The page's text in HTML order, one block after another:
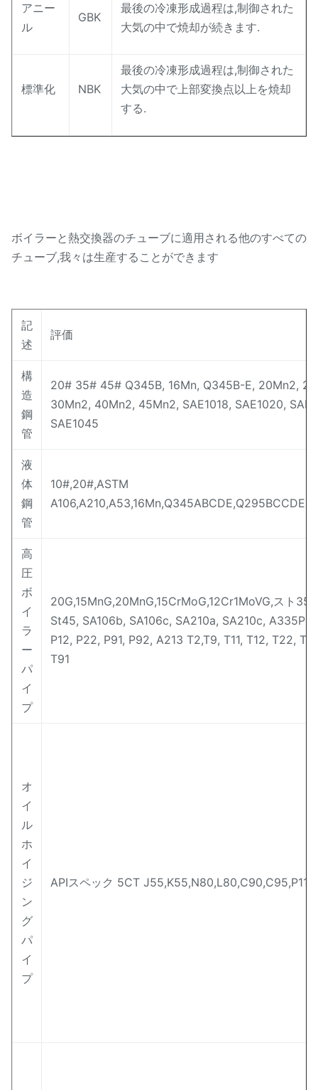
アニー
ル
GBK
最後の冷凍形成過程は,制御された
大気の中で焼却が続きます.
標準化 NBK
最後の冷凍形成過程は,制御された
大気の中で上部変換点以上を焼却
する.
ボイラーと熱交換器のチューブに適用される他のすべての
チューブ,我々は生産することができます
記
述
評価
構
造
鋼
管
20# 35# 45# Q345B, 16Mn, Q345B-E, 20Mn2,
30Mn2, 40Mn2, 45Mn2, SAE1018, SAE1020,
SAE1045
液
体
鋼
管
10#,20#,ASTM
A106,A210,A53,16Mn,Q345ABCDE,Q295BCCDE
高
圧
ボ
イ
ラ
ー
パ
イ
プ
20G,15MnG,20MnG,15CrMoG,12Cr1MoVG,スト
St45, SA106b, SA106c, SA210a, SA210c, A335P2,
P12, P22, P91, P92, A213 T2,T9, T11, T12, T22,
T91
オ
イ
ル
ホ
イ
ジ
ン
グ
パ
イ
プ
APIスペック 5CT J55,K55,N80,L80,C90,C95,P110